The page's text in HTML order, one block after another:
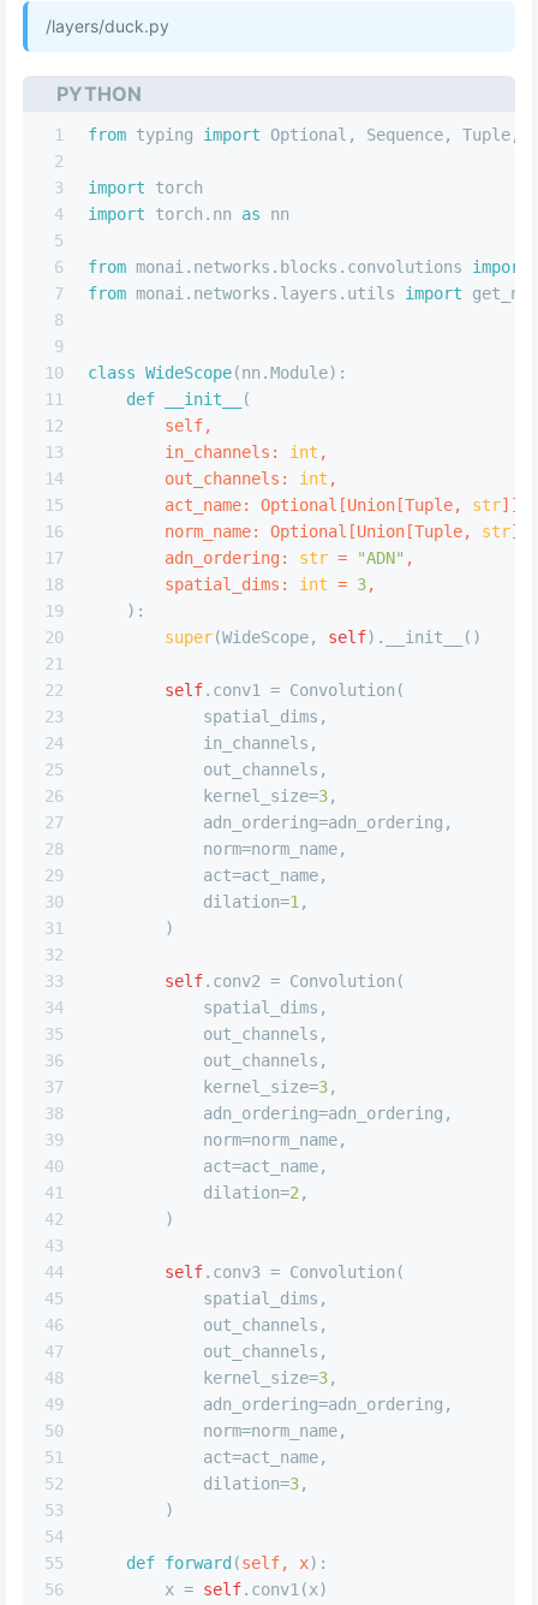
/layers/duck.py
PYTHON
1
2
3
4
5
6
7
8
9
10
11
12
13
14
15
16
17
18
19
20
21
22
23
24
25
26
27
28
29
30
31
32
33
34
35
36
37
38
39
40
41
42
43
44
45
46
47
48
49
50
51
52
53
54
55
56
from typing import Optional , Sequence, Tuple,
import torch
import torch.nn as nn
from monai.networks.blocks.convolutions import
from monai.networks.layers.utils import
class WideScope(nn.Module):
def
__init__
(
        self,
        in_channels:
int ,
        out_channels:
int ,
        act_name:
Optional [Union [Tuple, str]]
        norm_name:
Optional [Union [Tuple, str]]
        adn_ordering:
str = "ADN" ,
        spatial_dims:
int = 3,
):
super(WideScope, self).__init__()
self.conv1 = Convolution(
            spatial_dims,
            in_channels,
            out_channels,
            kernel_size=
3,
            adn_ordering=adn_ordering,
            norm=norm_name,
            act=act_name,
            dilation=
1 ,
        )
self.conv2 = Convolution(
            spatial_dims,
            out_channels,
            out_channels,
            kernel_size=
3,
            adn_ordering=adn_ordering,
            norm=norm_name,
            act=act_name,
            dilation=
2 ,
        )
self.conv3 = Convolution(
            spatial_dims,
            out_channels,
            out_channels,
            kernel_size=
3,
            adn_ordering=adn_ordering,
            norm=norm_name,
            act=act_name,
            dilation=
3,
        )
def forward (self, x):
        x =
self.conv1(x)